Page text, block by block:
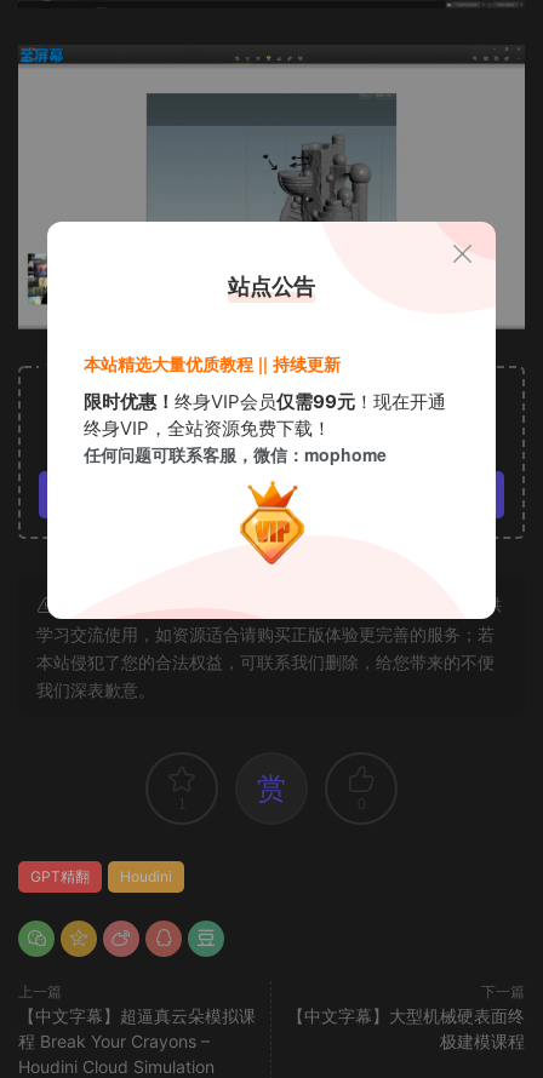
资源下载
下载价格 5金币
VIP免费
立即购买
声明：本站所有资源均为互联网收集而来和网友投稿，仅供
学习交流使用，如资源适合请购买正版体验更完善的服务；若
本站侵犯了您的合法权益，可联系我们删除，给您带来的不便
我们深表歉意。
赏
GPT精翻 Houdini
上一篇
【中文字幕】超逼真云朵模拟课
程 Break Your Crayons –
Houdini Cloud Simulation
下一篇
【中文字幕】大型机械硬表面终
极建模课程
站点公告
本站精选大量优质教程 || 持续更新
限时优惠！ 终身VIP会员仅需99元 ！现在开通
终身VIP，全站资源免费下载！
任何问题可联系客服，微信：mophome